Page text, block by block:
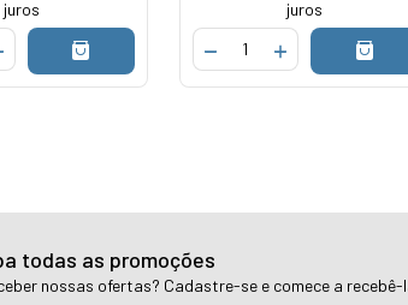
juros
juros
todas as promoções
nossas ofertas? Cadastre-se e comece a recebê-